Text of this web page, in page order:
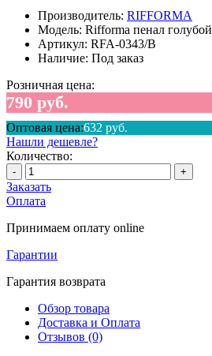
Производитель: RIFFORMA
Модель: Rifforma пенал голубой
Артикул: RFA-0343/B
Наличие: Под заказ
Розничная цена:
790 руб.
Оптовая цена:632 руб.
Нашли дешевле?
Количество:
- +
Заказать
Оплата
Принимаем оплату online
Гарантии
Гарантия возврата
Обзор товара
Доставка и Оплата
Отзывов (0)